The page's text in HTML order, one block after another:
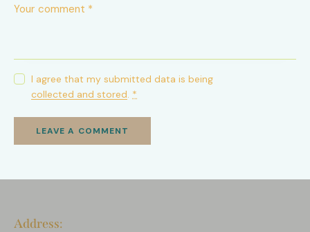
I agree that my submitted data is being
collected and stored. *
Address: